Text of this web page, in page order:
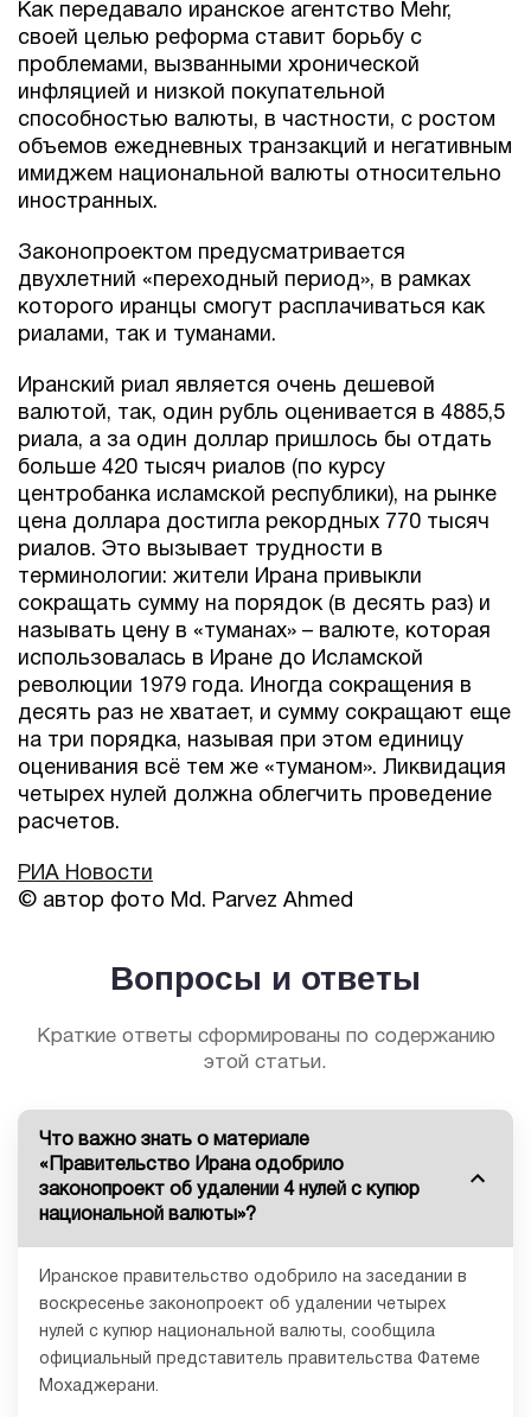
Как передавало иранское агентство Mehr,
своей целью реформа ставит борьбу с
проблемами, вызванными хронической
инфляцией и низкой покупательной
способностью валюты, в частности, с ростом
объемов ежедневных транзакций и негативным
имиджем национальной валюты относительно
иностранных.
Законопроектом предусматривается
двухлетний «переходный период», в рамках
которого иранцы смогут расплачиваться как
риалами, так и туманами.
Иранский риал является очень дешевой
валютой, так, один рубль оценивается в 4885,5
риала, а за один доллар пришлось бы отдать
больше 420 тысяч риалов (по курсу
центробанка исламской республики), на рынке
цена доллара достигла рекордных 770 тысяч
риалов. Это вызывает трудности в
терминологии: жители Ирана привыкли
сокращать сумму на порядок (в десять раз) и
называть цену в «туманах» – валюте, которая
использовалась в Иране до Исламской
революции 1979 года. Иногда сокращения в
десять раз не хватает, и сумму сокращают еще
на три порядка, называя при этом единицу
оценивания всё тем же «туманом». Ликвидация
четырех нулей должна облегчить проведение
расчетов.
РИА Новости
© автор фото Md. Parvez Ahmed
Вопросы и ответы
Краткие ответы сформированы по содержанию
этой статьи.
Что важно знать о материале
«Правительство Ирана одобрило
законопроект об удалении 4 нулей с купюр
национальной валюты»?
Иранское правительство одобрило на заседании в
воскресенье законопроект об удалении четырех
нулей с купюр национальной валюты, сообщила
официальный представитель правительства Фатеме
Мохаджерани.